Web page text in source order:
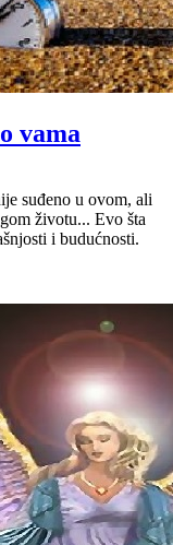
vama
suđeno u ovom, ali
životu... Evo šta
i budućnosti.